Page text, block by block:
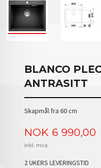
BLANCO
ANTRASITT
Skapmål fra 60 cm
Pris
NOK 6 990,00
inkl. mva.
2 UKERS LEVERINGSTID